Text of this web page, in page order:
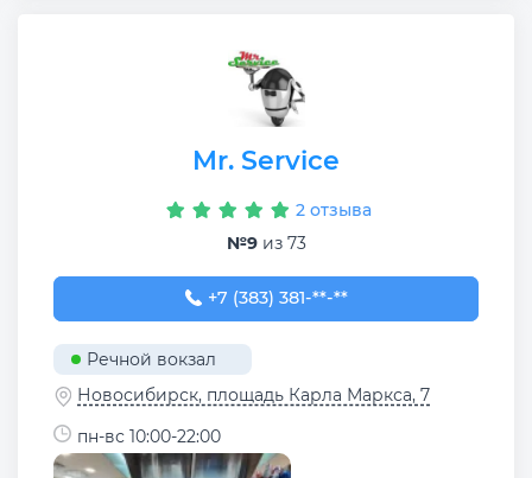
Mr. Service
2 отзыва
№9из 73
+7 (383) 381-75-81
+7 (383) 381-**-**
Речной вокзал
Новосибирск, площадь Карла Маркса, 7
пн-вс 10:00-22:00